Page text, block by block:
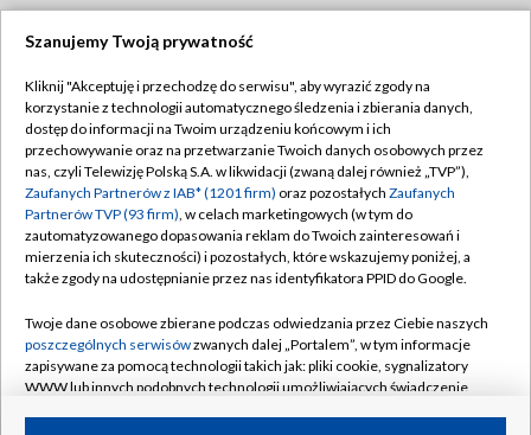
TVP
Abonament TVP
Emisja w TVP
Centrum informacji TVP
Naziemna Telewizja Cyfrowa
Rada Programowa
System NOS
Informacje o nadawcy
Regulamin TVP
Polityka prywatności
Moje zgody
Pomoc
Kontakt
Kanały
Szanujemy Twoją prywatność
Kliknij "Akceptuję i przechodzę do serwisu", aby wyrazić zgody na
korzystanie z technologii automatycznego śledzenia i zbierania danych,
dostęp do informacji na Twoim urządzeniu końcowym i ich
przechowywanie oraz na przetwarzanie Twoich danych osobowych przez
nas, czyli Telewizję Polską S.A. w likwidacji (zwaną dalej również „TVP”),
Zaufanych Partnerów z IAB* (1201 firm) oraz pozostałych Zaufanych
Partnerów TVP (93 firm), w celach marketingowych (w tym do
zautomatyzowanego dopasowania reklam do Twoich zainteresowań i
mierzenia ich skuteczności) i pozostałych, które wskazujemy poniżej, a
także zgody na udostępnianie przez nas identyfikatora PPID do Google.
Twoje dane osobowe zbierane podczas odwiedzania przez Ciebie naszych
poszczególnych serwisówzwanych dalej „Portalem”, w tym informacje
zapisywane za pomocą technologii takich jak: pliki cookie, sygnalizatory
WWW lub innych podobnych technologii umożliwiających świadczenie